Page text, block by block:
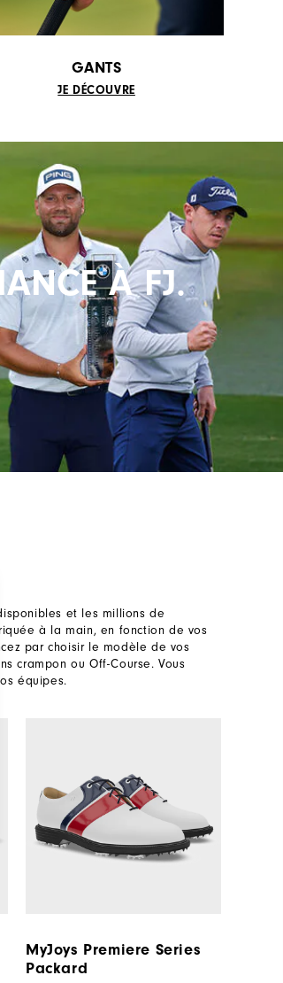
GANTS
JE DÉCOUVRE
À FJ.
et les millions de
à la main, en fonction de vos
par choisir le modèle de vos
crampon ou Off-Course. Vous
équipes.
MyJoys Premiere Series
Packard